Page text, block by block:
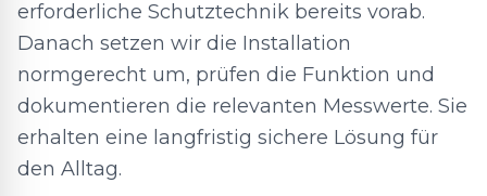
erforderliche Schutztechnik bereits vorab.
Danach setzen wir die Installation
normgerecht um, prüfen die Funktion und
dokumentieren die relevanten Messwerte. Sie
erhalten eine langfristig sichere Lösung für
den Alltag.